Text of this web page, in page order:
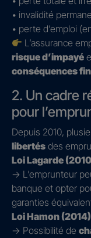
• invalidité
• perte d’emploi
L’assurance
risque d’impayé
conséquences
2. Un cadre
pour
Depuis 2010,
libertés des
Loi Lagarde
→ L’emprunteur
banque et opter
garanties
Loi Hamon (2014)
→ Possibilité de